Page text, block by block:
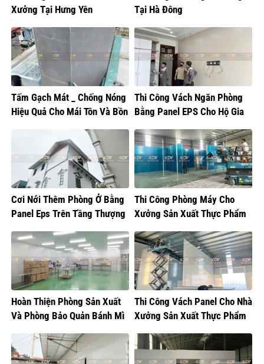
Xưởng Tại Hưng Yên
Tại Hà Đông
Tấm Gạch Mát _ Chống Nóng
Hiệu Quả Cho Mái Tôn Và Bồn
Thi Công Vách Ngăn Phòng
Bằng Panel EPS Cho Hộ Gia
Cơi Nới Thêm Phòng Ở Bằng
Panel Eps Trên Tầng Thượng
Thi Công Phòng Máy Cho
Xưởng Sản Xuất Thực Phẩm
Hoàn Thiện Phòng Sản Xuất
Và Phòng Bảo Quản Bánh Mì
Thi Công Vách Panel Cho Nhà
Xưởng Sản Xuất Thực Phẩm